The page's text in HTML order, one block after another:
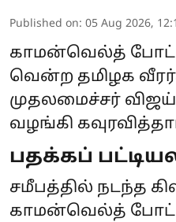
Published on: 05 Aug 2026,
காமன்வெல்த்
வென்ற தமிழக
முதலமைச்சர்
வழங்கி
பதக்கப்
சமீபத்தில் நடந்த
காமன்வெல்த்